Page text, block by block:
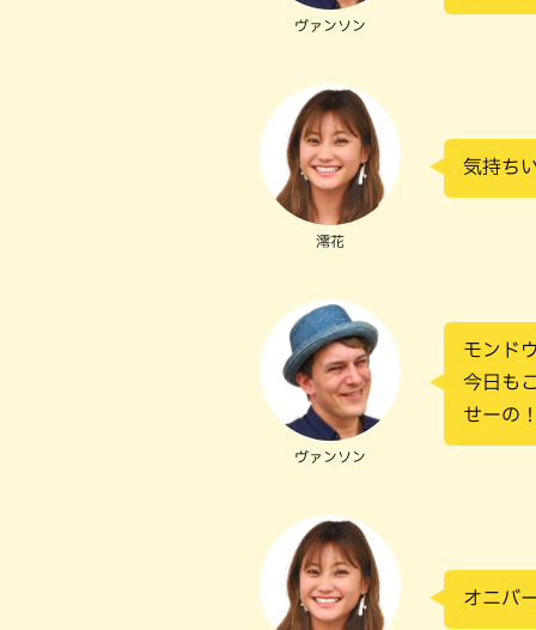
ヴァンソン
澪花
気持ち
ヴァンソン
モンド
今日も
せーの
オニバ